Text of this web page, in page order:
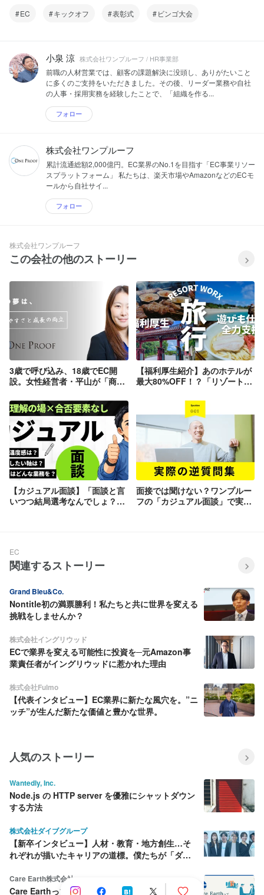
EC キックオフ 表彰式 ビンゴ大会
小泉 涼 株式会社ワンプルーフ / HR事業部
前職の人材営業では、顧客の課題解決に没頭し、ありがたいこと
に多くのご支持をいただきました。その後、リーダー業務や自社
の人事・採用実務を経験したことで、「組織を作る...
フォロー
株式会社ワンプルーフ
累計流通総額2,000億円。EC業界のNo.1を目指す「EC事業リソー
スプラットフォーム」 私たちは、楽天市場やAmazonなどのECモ
ールから自社サイ...
フォロー
株式会社ワンプルーフ
この会社の他のストーリー
3歳で呼び込み、18歳でEC開
設。女性経営者・平山が「商
由。
【福利厚生紹介】あのホテルが
最大80%OFF！？「リゾートワ
える“遊びと仕事”の全力支援制
度。
【カジュアル面談】「面談と言
いつつ結局選考なんでしょ？」
面接では聞けない？ワンプルー
フの「カジュアル面談」で実際
EC
関連するストーリー
Grand Bleu&Co.
Nontitle初の満票勝利！私たちと共に世界を変える
挑戦をしませんか？
株式会社イングリウッド
ECで業界を変える可能性に投資を─元Amazon事
業責任者がイングリウッドに惹かれた理由
株式会社Fulmo
【代表インタビュー】EC業界に新たな風穴を。”ニ
ッチ”が生んだ新たな価値と豊かな世界。
人気のストーリー
Wantedly, Inc.
Node.js の HTTP server を優雅にシャットダウン
する方法
株式会社ダイブグループ
【新卒インタビュー】人材・教育・地方創生…そ
れぞれが描いたキャリアの道標。僕たちが「ダイ
Care Earth株式会社
Care Earthって何をしている会社？